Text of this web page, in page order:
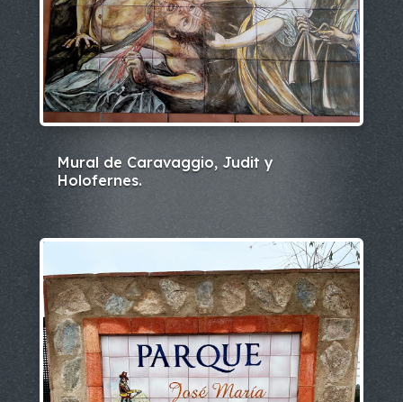
Mural de Caravaggio, Judit y
Holofernes.